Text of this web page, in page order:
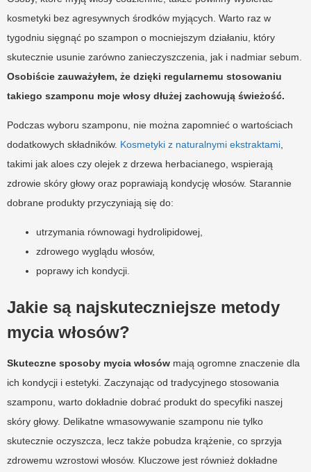
kosmetyki bez agresywnych środków myjących. Warto raz w
tygodniu sięgnąć po szampon o mocniejszym działaniu, który
skutecznie usunie zarówno zanieczyszczenia, jak i nadmiar sebum.
Osobiście zauważyłem, że dzięki regularnemu stosowaniu
takiego szamponu moje włosy dłużej zachowują świeżość.
Podczas wyboru szamponu, nie można zapomnieć o wartościach
dodatkowych składników. Kosmetyki z naturalnymi ekstraktami
takimi jak aloes czy olejek z drzewa herbacianego, wspierają
zdrowie skóry głowy oraz poprawiają kondycję włosów. Starannie
dobrane produkty przyczyniają się do:
utrzymania równowagi hydrolipidowej,
zdrowego wyglądu włosów,
poprawy ich kondycji.
Jakie są najskuteczniejsze metody
mycia włosów?
Skuteczne sposoby mycia włosów mają ogromne znaczenie dla
ich kondycji i estetyki. Zaczynając od tradycyjnego stosowania
szamponu, warto dokładnie dobrać produkt do specyfiki naszej
skóry głowy. Delikatne wmasowywanie szamponu nie tylko
skutecznie oczyszcza, lecz także pobudza krążenie, co sprzyja
zdrowemu wzrostowi włosów. Kluczowe jest również dokładne